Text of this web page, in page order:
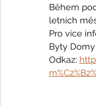
Během
letních
Pro více
Byty
Odkaz: